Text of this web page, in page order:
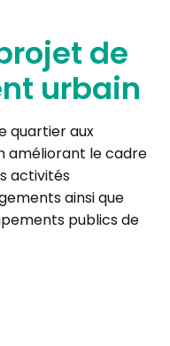
de
urbain
quartier aux
améliorant le cadre
activités
ainsi que
publics de